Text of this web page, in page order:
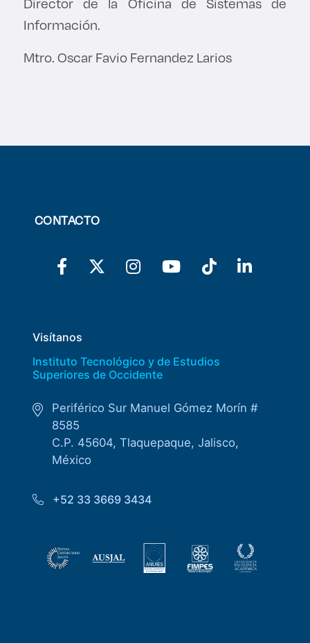
Información.
Mtro. Oscar Favio Fernandez Larios
CONTACTO
Visítanos
Instituto Tecnológico y de Estudios
Superiores de Occidente
Periférico Sur Manuel Gómez Morín #
8585
C.P. 45604, Tlaquepaque, Jalisco,
México
+52 33 3669 3434